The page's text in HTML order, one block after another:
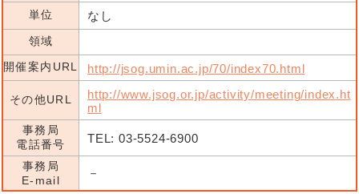
単位 なし
領域
開催案内URL
http://jsog.umin.ac.jp/70/index70.html
その他URL
http://www.jsog.or.jp/activity/meeting/index.ht
ml
事務局
電話番号
TEL: 03-5524-6900
事務局
E-mail
－